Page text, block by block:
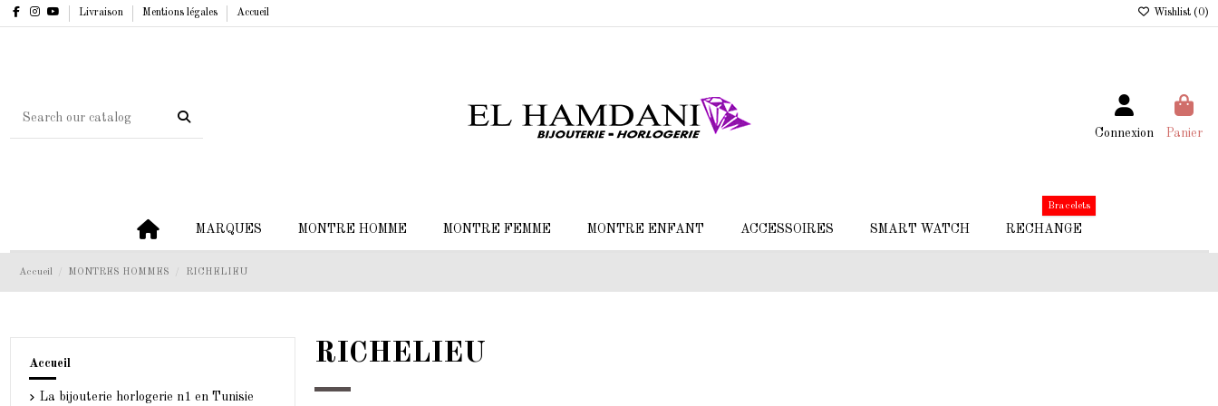
Livraison Mentions légales Accueil Wishlist (0)
Connexion Panier
MARQUES MONTRE HOMME MONTRE FEMME MONTRE ENFANT ACCESSOIRES SMART WATCH RECHANGE
Bracelets
Accueil MONTRES HOMMES RICHELIEU
RICHELIEU
Accueil
La bijouterie horlogerie n1 en Tunisie